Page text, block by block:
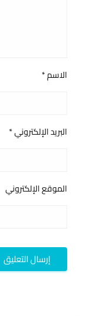
الاسم*
البريد الإلكتروني*
الموقع الإلكتروني